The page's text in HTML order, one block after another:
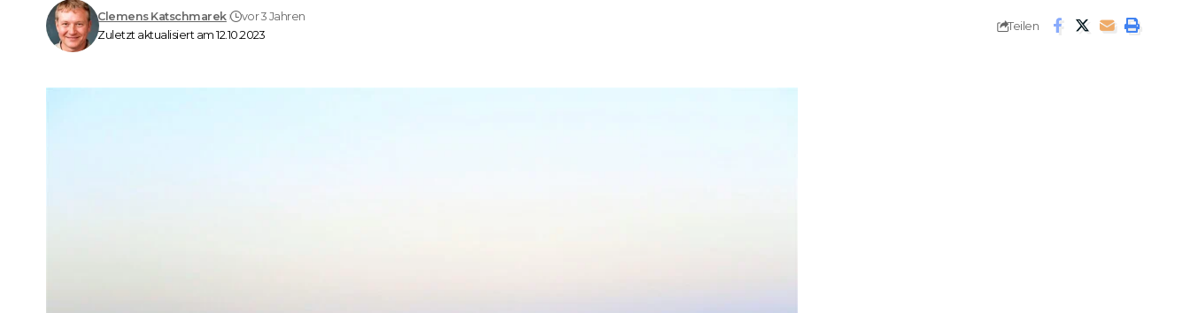
Zuletzt aktualisiert am 12.10.2023
Clemens Katschmarek vor 3 Jahren
Teilen